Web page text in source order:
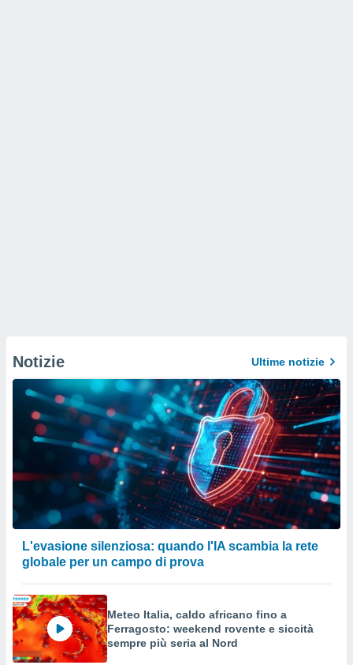
Notizie Ultime notizie
L'evasione silenziosa: quando l'IA scambia la rete
globale per un campo di prova
Meteo Italia, caldo africano fino a
Ferragosto: weekend rovente e siccità
sempre più seria al Nord